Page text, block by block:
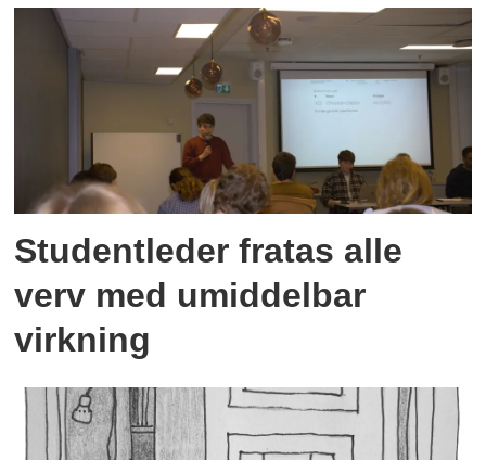
Studentleder fratas alle
verv med umiddelbar
virkning